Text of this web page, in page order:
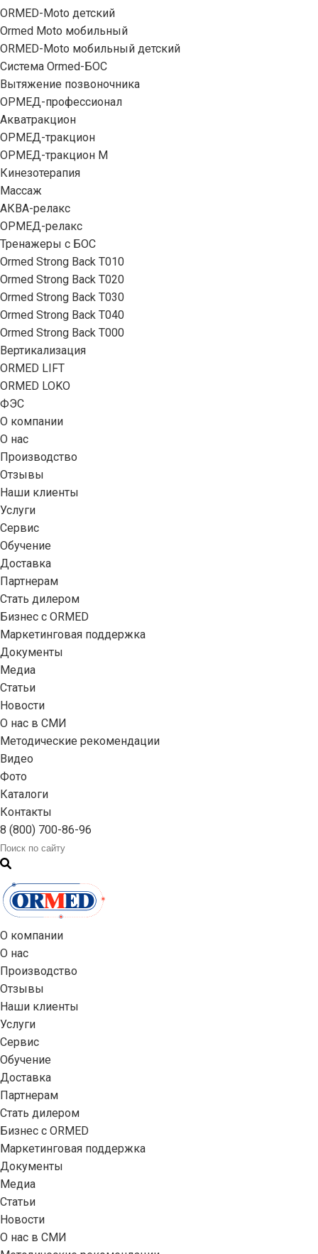
ORMED-Moto детский
Ormed Moto мобильный
ORMED-Moto мобильный детский
Система Ormed-БОС
Вытяжение позвоночника
ОРМЕД-профессионал
Акватракцион
ОРМЕД-тракцион
ОРМЕД-тракцион М
Кинезотерапия
Массаж
АКВА-релакс
ОРМЕД-релакс
Тренажеры с БОС
Ormed Strong Back Т010
Ormed Strong Back Т020
Ormed Strong Back Т030
Ormed Strong Back Т040
Ormed Strong Back Т000
Вертикализация
ORMED LIFT
ORMED LOKO
ФЭС
О компании
О нас
Производство
Отзывы
Наши клиенты
Услуги
Сервис
Обучение
Доставка
Партнерам
Стать дилером
Бизнес с ORMED
Маркетинговая поддержка
Документы
Медиа
Статьи
Новости
О нас в СМИ
Методические рекомендации
Видео
Фото
Каталоги
Контакты
8 (800) 700-86-96
О компании
О нас
Производство
Отзывы
Наши клиенты
Услуги
Сервис
Обучение
Доставка
Партнерам
Стать дилером
Бизнес с ORMED
Маркетинговая поддержка
Документы
Медиа
Статьи
Новости
О нас в СМИ